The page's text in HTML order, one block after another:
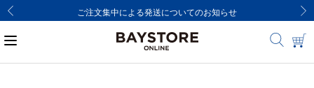
ご注文集中による発送についてのお知らせ